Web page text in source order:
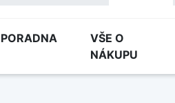
PORADNA
VŠE O
NÁKUPU